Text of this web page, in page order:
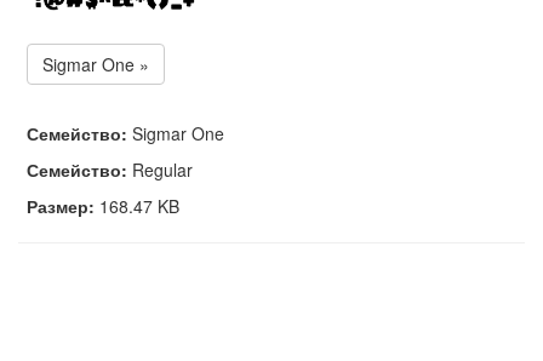
Sigmar One »
Семейство: Sigmar One
Семейство: Regular
Размер: 168.47 KB